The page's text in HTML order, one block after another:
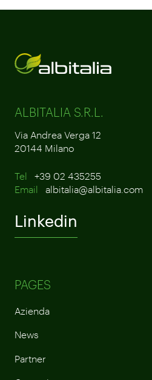
ALBITALIA S.R.L.
Via Andrea Verga 12
20144 Milano
Tel
+39 02 435255
Email
albitalia@albitalia.com
Linkedin
PAGES
Azienda
News
Partner